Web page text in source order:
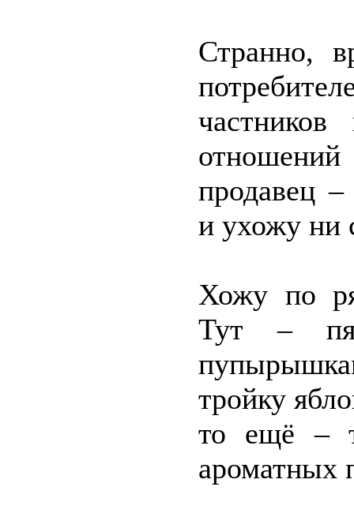
Странно,
частников
продавец
и ухожу ни
Хожу по
Тут –
тройку
то ещё –
ароматных